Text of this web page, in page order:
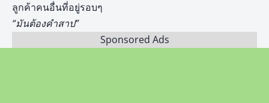
ลูกค้าคนอื่นที่อยู่รอบๆ
“มันต้องคำสาป”
Sponsored Ads